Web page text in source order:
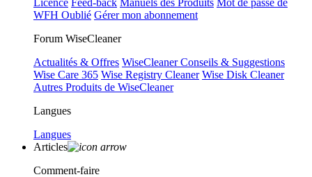
Licence Feed-back Manuels des Produits Mot de passe de
WFH Oublié Gérer mon abonnement
Forum WiseCleaner
Actualités & Offres WiseCleaner Conseils & Suggestions
Wise Care 365 Wise Registry Cleaner Wise Disk Cleaner
Autres Produits de WiseCleaner
Langues
Langues
Articles
Comment-faire